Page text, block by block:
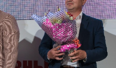
Базы данных